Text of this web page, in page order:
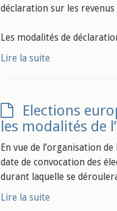
déclaration sur les revenus
Les modalités de
Lire la suite
Elections
les modalités de
En vue de l’organisation
date de convocation des
durant laquelle se
Lire la suite